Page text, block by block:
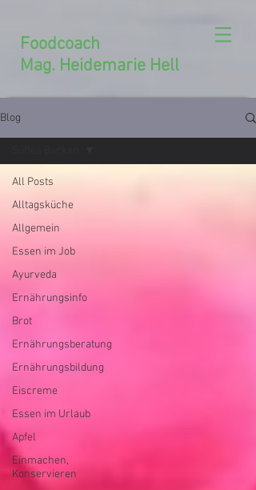
Foodcoach
Mag. Heidemarie Hell
Blog
All Posts
Alltagsküche
Allgemein
Essen im Job
Ayurveda
Ernährungsinfo
Brot
Ernährungsberatung
Ernährungsbildung
Eiscreme
Essen im Urlaub
Apfel
Einmachen,
Konservieren